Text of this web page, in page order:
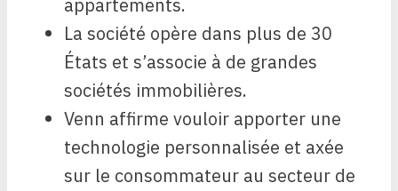
appartements.
La société opère dans plus de 30
États et s’associe à de grandes
sociétés immobilières.
Venn affirme vouloir apporter une
technologie personnalisée et axée
sur le consommateur au secteur de